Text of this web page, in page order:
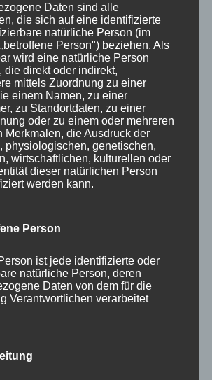
war schon einmal imTierpark
gefallen, was waren Eure
Daten sind alle
die sich auf eine identifizierte
natürliche Person (im
Person") beziehen. Als
wird eine natürliche Person
die direkt oder indirekt,
mittels Zuordnung zu einer
einem Namen, zu einer
zu Standortdaten, zu einer
oder zu einem oder mehreren
Merkmalen, die Ausdruck der
physiologischen, genetischen,
wirtschaftlichen, kulturellen oder
dieser natürlichen Person
werden kann.
Person
ist jede identifizierte oder
natürliche Person, deren
Daten von dem für die
Verantwortlichen verarbeitet